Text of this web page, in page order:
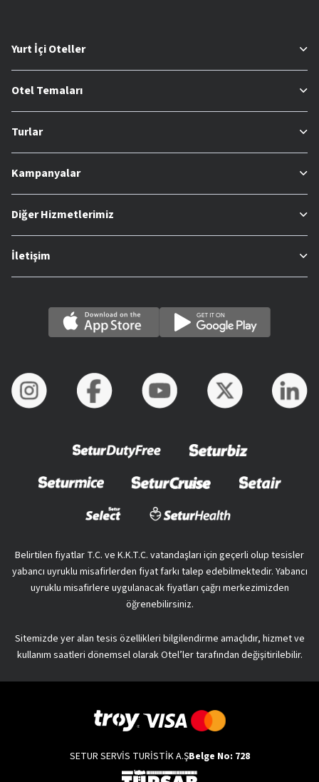
Yurt İçi Oteller
Otel Temaları
Turlar
Kampanyalar
Diğer Hizmetlerimiz
İletişim
Belirtilen fiyatlar T.C. ve K.K.T.C. vatandaşları için geçerli olup tesisler
yabancı uyruklu misafirlerden fiyat farkı talep edebilmektedir. Yabancı
uyruklu misafirlere uygulanacak fiyatları çağrı merkezimizden
öğrenebilirsiniz.
Sitemizde yer alan tesis özellikleri bilgilendirme amaçlıdır, hizmet ve
kullanım saatleri dönemsel olarak Otel’ler tarafından değişitirilebilir.
SETUR SERVİS TURİSTİK A.ŞBelge No: 728